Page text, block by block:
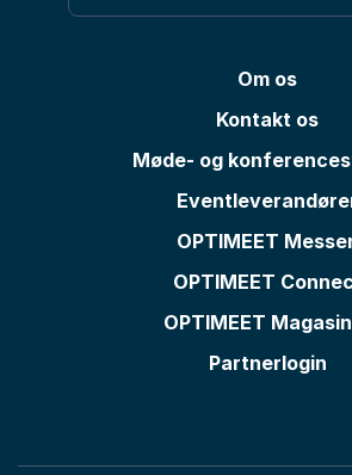
Om os
Kontakt os
Møde- og
OPTIMEET
OPTIMEET
OPTIMEET
Partnerlogin